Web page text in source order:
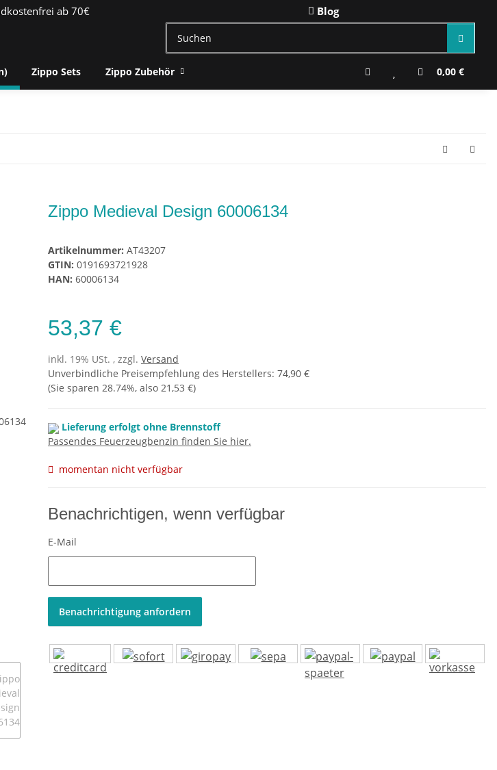
ab 70€ Blog
Zippo Sets Zippo Zubehör 0,00 €
Zippo Medieval Design 60006134
Artikelnummer: AT43207
GTIN: 0191693721928
HAN: 60006134
53,37 €
inkl. 19% USt. , zzgl. Versand
Unverbindliche Preisempfehlung des Herstellers: 74,90 €
(Sie sparen 28.74%, also 21,53 €)
Lieferung erfolgt ohne Brennstoff
Passendes Feuerzeugbenzin finden Sie hier.
momentan nicht verfügbar
Benachrichtigen, wenn verfügbar
E-Mail
Benachrichtigung anfordern